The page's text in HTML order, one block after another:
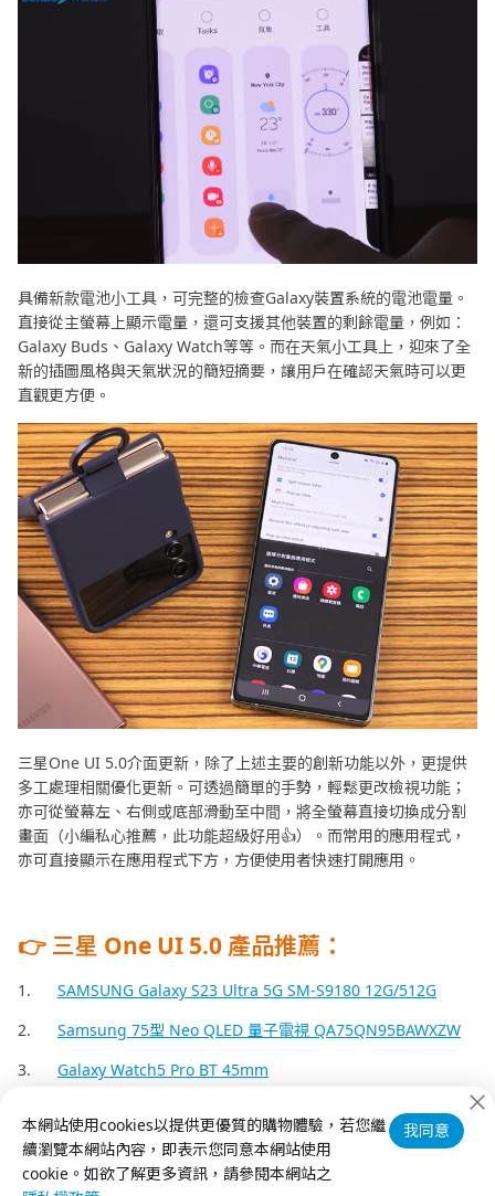
具備新款電池小工具，可完整的檢查Galaxy裝置系統的電池電量。
直接從主螢幕上顯示電量，還可支援其他裝置的剩餘電量，例如：
Galaxy Buds、Galaxy Watch等等。而在天氣小工具上，迎來了全
新的插圖風格與天氣狀況的簡短摘要，讓用戶在確認天氣時可以更
直觀更方便。
三星One UI 5.0介面更新，除了上述主要的創新功能以外，更提供
多工處理相關優化更新。可透過簡單的手勢，輕鬆更改檢視功能；
亦可從螢幕左、右側或底部滑動至中間，將全螢幕直接切換成分割
畫面（小編私心推薦，此功能超級好用👍）。而常用的應用程式，
亦可直接顯示在應用程式下方，方便使用者快速打開應用。
👉 三星 One UI 5.0 產品推薦：
1. SAMSUNG Galaxy S23 Ultra 5G SM-S9180 12G/512G
2. Samsung 75型 Neo QLED 量子電視 QA75QN95BAWXZW
3. Galaxy Watch5 Pro BT 45mm
本網站使用cookies以提供更優質的購物體驗，若您繼
續瀏覽本網站內容，即表示您同意本網站使用
cookie。如欲了解更多資訊，請參閱本網站之
我同意